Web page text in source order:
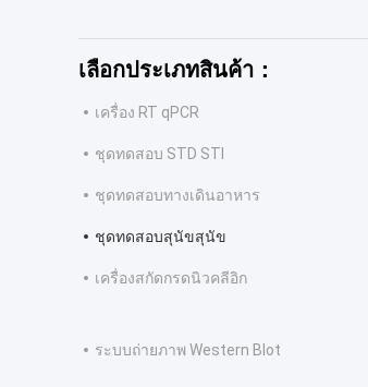
เลือกประเภทสินค้า：
เครื่อง RT qPCR
ชุดทดสอบ STD STI
ชุดทดสอบทางเดินอาหาร
ชุดทดสอบสุนัขสุนัข
เครื่องสกัดกรดนิวคลีอิก
ระบบถ่ายภาพ Western Blot